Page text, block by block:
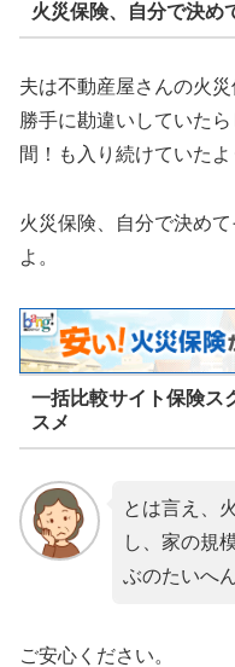
火災保険、自分で決め
夫は不動産屋さんの火
勝手に勘違いしていた
間！も入り続けていたよ
火災保険、自分で決め
よ。
一括比較サイト保険ス
スメ
とは言え、
し、家の規
ぶのたいへ
ご安心ください。